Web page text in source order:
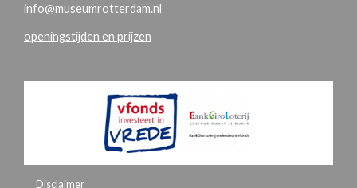
info@museumrotterdam.nl
openingstijden en prijzen
Disclaimer